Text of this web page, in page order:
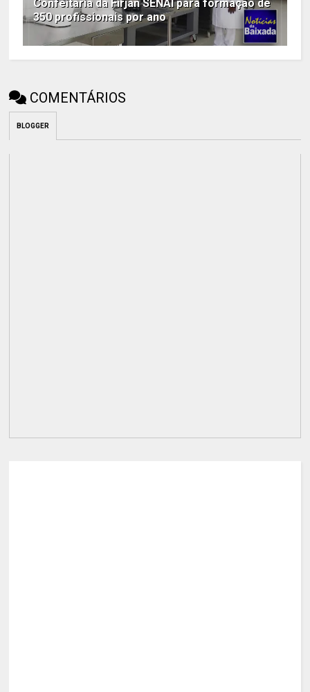
Confeitaria da Firjan SENAI para formação de
350 profissionais por ano
COMENTÁRIOS
BLOGGER